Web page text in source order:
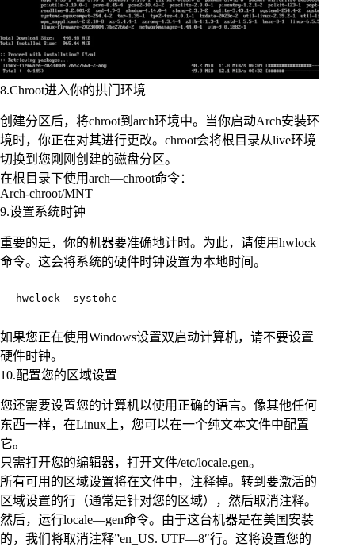
8.Chroot进入你的拱门环境
创建分区后，将chroot到arch环境中。当你启动Arch安装环
境时，你正在对其进行更改。chroot会将根目录从live环境
切换到您刚刚创建的磁盘分区。
在根目录下使用arch—chroot命令：
Arch-chroot/MNT
9.设置系统时钟
重要的是，你的机器要准确地计时。为此，请使用hwlock
命令。这会将系统的硬件时钟设置为本地时间。
hwclock——systohc
如果您正在使用Windows设置双启动计算机，请不要设置
硬件时钟。
10.配置您的区域设置
您还需要设置您的计算机以使用正确的语言。像其他任何
东西一样，在Linux上，您可以在一个纯文本文件中配置
它。
只需打开您的编辑器，打开文件/etc/locale.gen。
所有可用的区域设置将在文件中，注释掉。转到要激活的
区域设置的行（通常是针对您的区域），然后取消注释。
然后，运行locale—gen命令。由于这台机器是在美国安装
的，我们将取消注释”en_US. UTF—8″行。这将设置您的